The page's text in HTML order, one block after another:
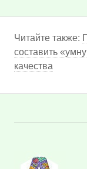
Читайте также:
составить
качества